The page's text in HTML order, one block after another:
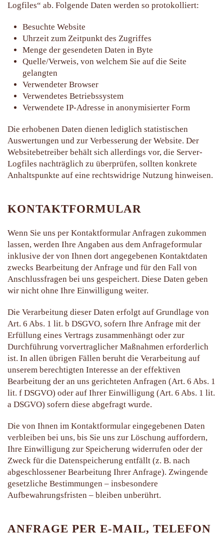
Logfiles“ ab. Folgende Daten werden so protokolliert:
Besuchte Website
Uhrzeit zum Zeitpunkt des Zugriffes
Menge der gesendeten Daten in Byte
Quelle/Verweis, von welchem Sie auf die Seite
gelangten
Verwendeter Browser
Verwendetes Betriebssystem
Verwendete IP-Adresse in anonymisierter Form
Die erhobenen Daten dienen lediglich statistischen
Auswertungen und zur Verbesserung der Website. Der
Websitebetreiber behält sich allerdings vor, die Server-
Logfiles nachträglich zu überprüfen, sollten konkrete
Anhaltspunkte auf eine rechtswidrige Nutzung hinweisen.
KONTAKTFORMULAR
Wenn Sie uns per Kontaktformular Anfragen zukommen
lassen, werden Ihre Angaben aus dem Anfrageformular
inklusive der von Ihnen dort angegebenen Kontaktdaten
zwecks Bearbeitung der Anfrage und für den Fall von
Anschlussfragen bei uns gespeichert. Diese Daten geben
wir nicht ohne Ihre Einwilligung weiter.
Die Verarbeitung dieser Daten erfolgt auf Grundlage von
Art. 6 Abs. 1 lit. b DSGVO, sofern Ihre Anfrage mit der
Erfüllung eines Vertrags zusammenhängt oder zur
Durchführung vorvertraglicher Maßnahmen erforderlich
ist. In allen übrigen Fällen beruht die Verarbeitung auf
unserem berechtigten Interesse an der effektiven
Bearbeitung der an uns gerichteten Anfragen (Art. 6 Abs. 1
lit. f DSGVO) oder auf Ihrer Einwilligung (Art. 6 Abs. 1 lit.
a DSGVO) sofern diese abgefragt wurde.
Die von Ihnen im Kontaktformular eingegebenen Daten
verbleiben bei uns, bis Sie uns zur Löschung auffordern,
Ihre Einwilligung zur Speicherung widerrufen oder der
Zweck für die Datenspeicherung entfällt (z. B. nach
abgeschlossener Bearbeitung Ihrer Anfrage). Zwingende
gesetzliche Bestimmungen – insbesondere
Aufbewahrungsfristen – bleiben unberührt.
ANFRAGE PER E-MAIL, TELEFON